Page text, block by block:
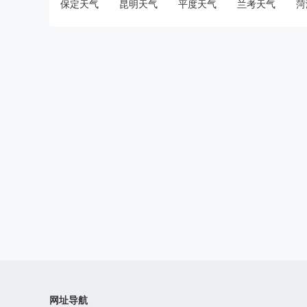
保定天气 昆明天气 平度天气 兰考天气
网址导航